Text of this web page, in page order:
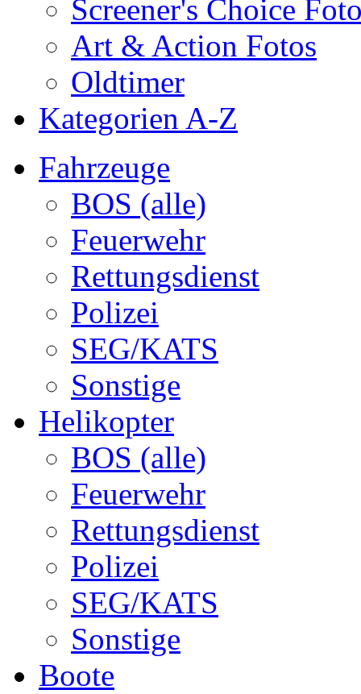
Screener's Choice
Art & Action Fotos
Oldtimer
Kategorien A-Z
Fahrzeuge
BOS (alle)
Feuerwehr
Rettungsdienst
Polizei
SEG/KATS
Sonstige
Helikopter
BOS (alle)
Feuerwehr
Rettungsdienst
Polizei
SEG/KATS
Sonstige
Boote